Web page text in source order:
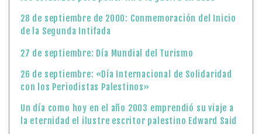
28 de septiembre de 2000: Conmemoración del Inicio
de la Segunda Intifada
27 de septiembre: Día Mundial del Turismo
26 de septiembre: «Día Internacional de Solidaridad
con los Periodistas Palestinos»
Un día como hoy en el año 2003 emprendió su viaje a
la eternidad el ilustre escritor palestino Edward Said